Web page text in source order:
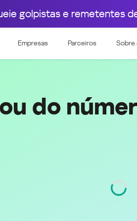
golpistas e remetentes
Empresas Parceiros Sobre
Ocidental
& Luxembourg
Česká
Srbija
Türkiye
Kazakh)
do